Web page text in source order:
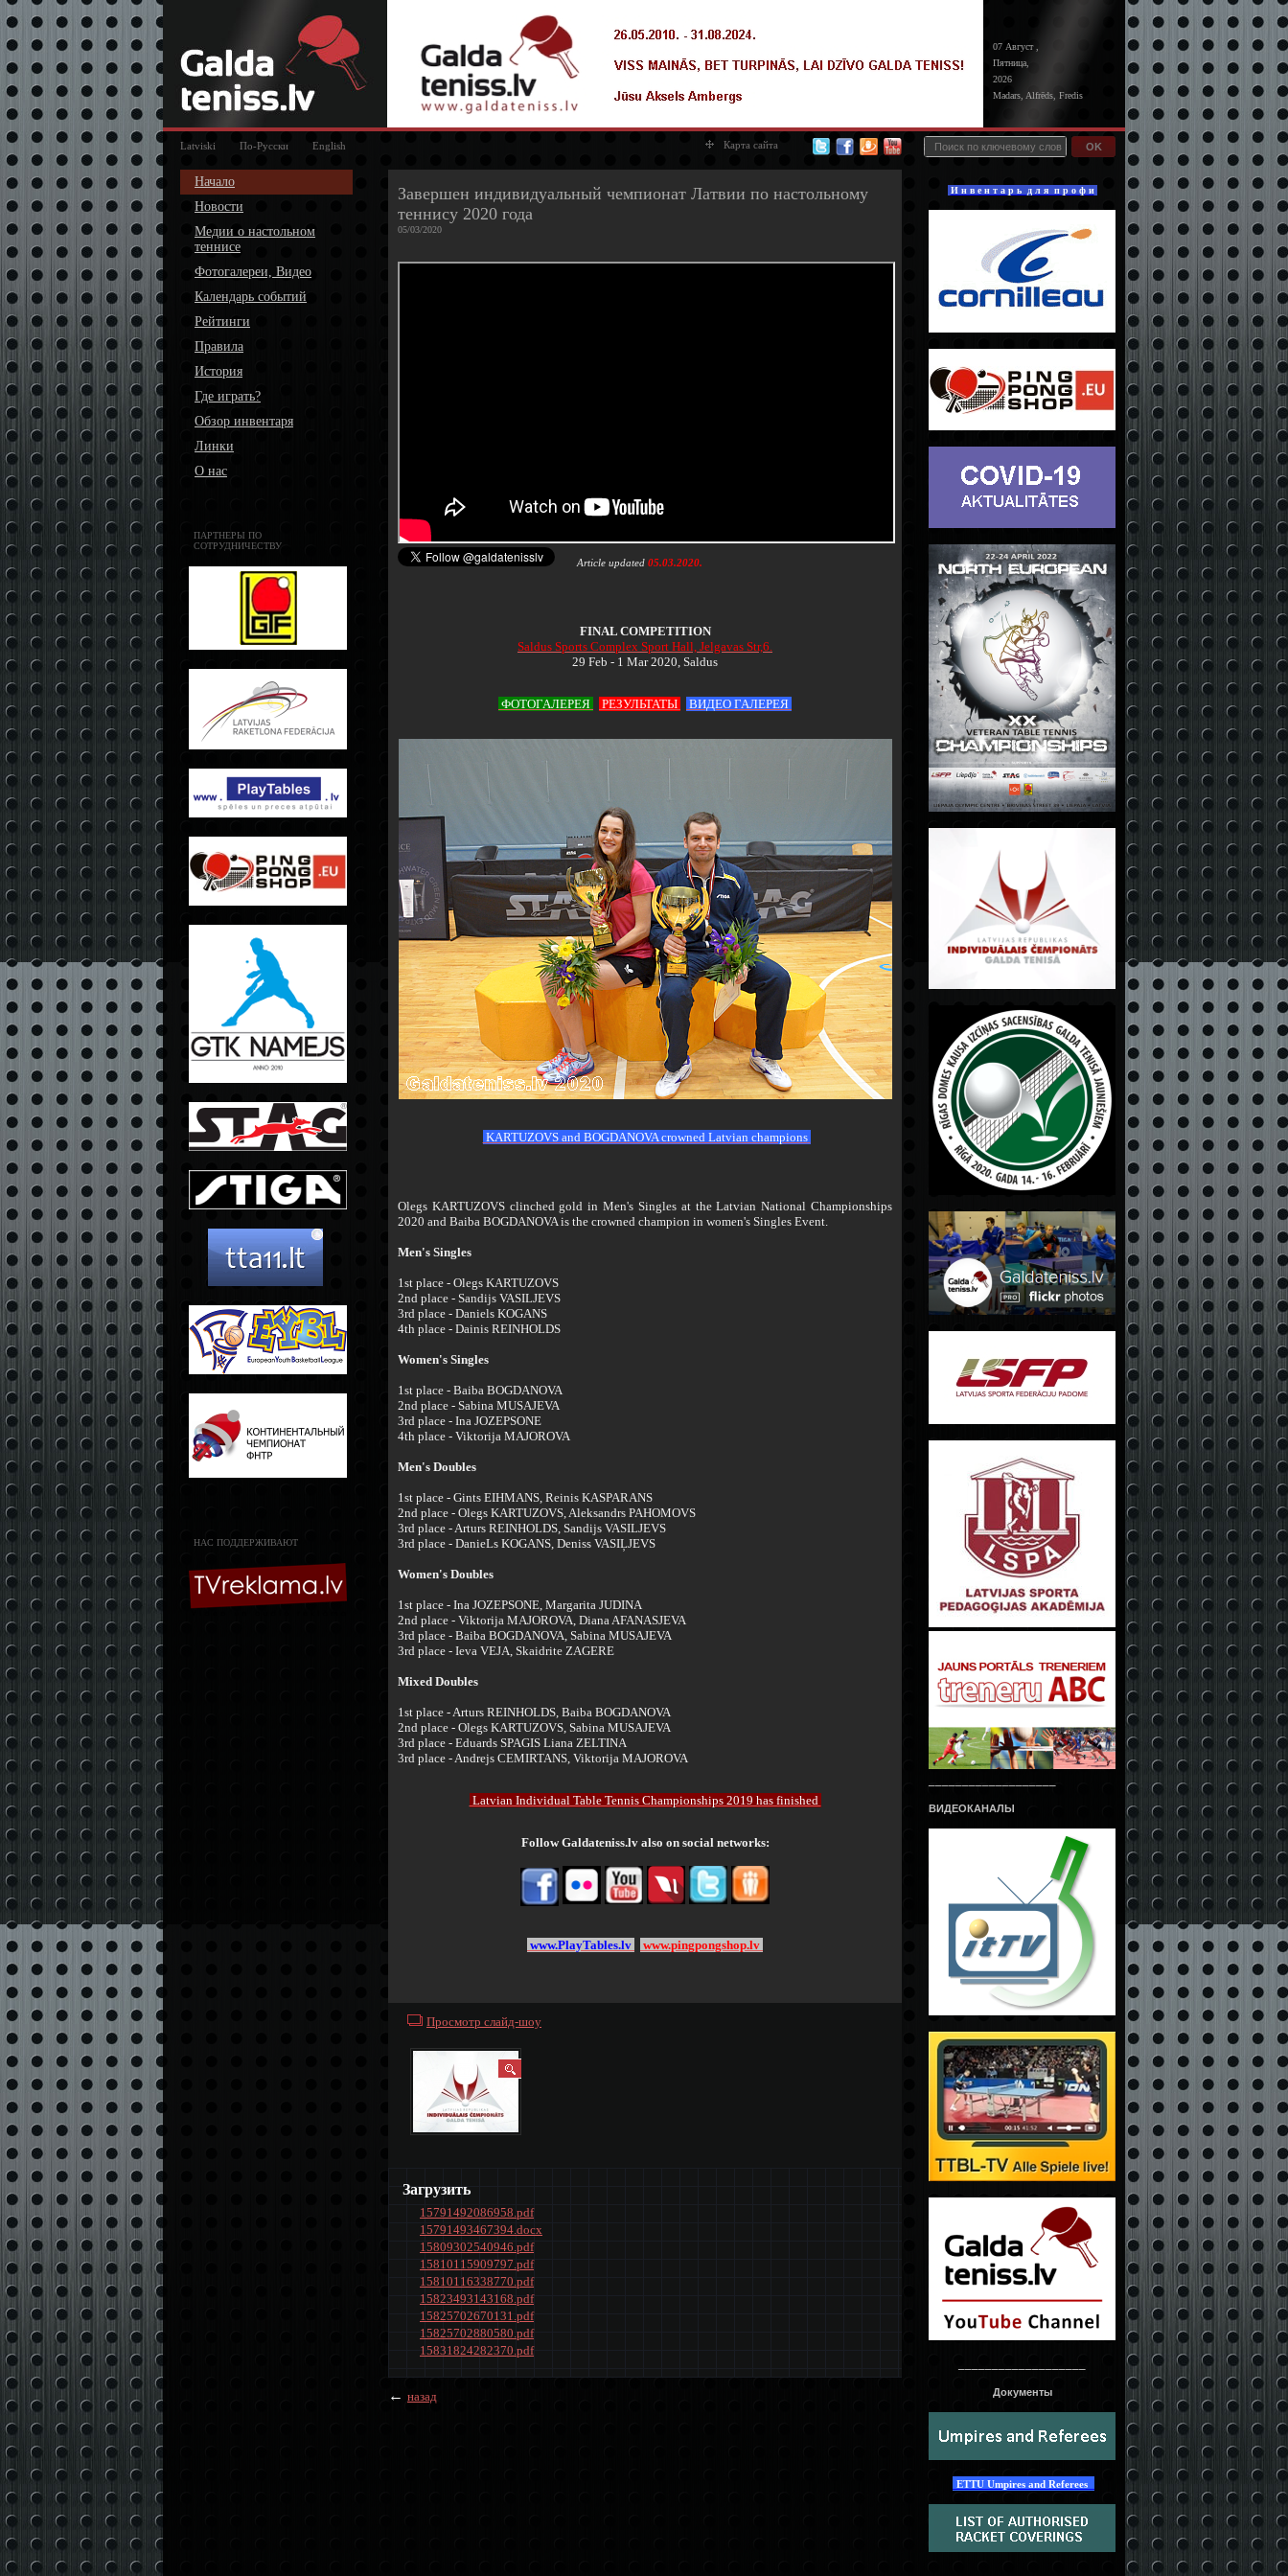
07 Август ,
Пятница,
2026
Madars, Alfrēds, Fredis
OK
Latviski По-Русски English Карта сайта
Начало
Новости
Медии о настольном
теннисе
Фотогалереи, Видео
Календарь событий
Рейтинги
Правила
История
Где играть?
Обзор инвентаря
Линки
О нас
ПАРТНЕРЫ ПО
СОТРУДНИЧЕСТВУ
НАС ПОДДЕРЖИВАЮТ
Завершен индивидуальный чемпионат Латвии по настольному
теннису 2020 года
05/03/2020
Article updated 05.03.2020.
FINAL COMPETITION
Saldus Sports Complex Sport Hall, Jelgavas Str,6.
29 Feb - 1 Mar 2020, Saldus
ФОТОГАЛЕРЕЯ РЕЗУЛЬТАТЫ ВИДЕО ГАЛЕРЕЯ
KARTUZOVS and BOGDANOVA crowned Latvian champions
Olegs KARTUZOVS clinched gold in Men's Singles at the Latvian National Championships
2020 and Baiba BOGDANOVA is the crowned champion in women's Singles Event.
Men's Singles
1st place - Olegs KARTUZOVS
2nd place - Sandijs VASILJEVS
3rd place - Daniels KOGANS
4th place - Dainis REINHOLDS
Women's Singles
1st place - Baiba BOGDANOVA
2nd place - Sabina MUSAJEVA
3rd place - Ina JOZEPSONE
4th place - Viktorija MAJOROVA
Men's Doubles
1st place - Gints EIHMANS, Reinis KASPARANS
2nd place - Olegs KARTUZOVS, Aleksandrs PAHOMOVS
3rd place - Arturs REINHOLDS, Sandijs VASILJEVS
3rd place - DanieLs KOGANS, Deniss VASIĻJEVS
Women's Doubles
1st place - Ina JOZEPSONE, Margarita JUDINA
2nd place - Viktorija MAJOROVA, Diana AFANASJEVA
3rd place - Baiba BOGDANOVA, Sabina MUSAJEVA
3rd place - Ieva VEJA, Skaidrite ZAGERE
Mixed Doubles
1st place - Arturs REINHOLDS, Baiba BOGDANOVA
2nd place - Olegs KARTUZOVS, Sabina MUSAJEVA
3rd place - Eduards SPAGIS Liana ZELTINA
3rd place - Andrejs CEMIRTANS, Viktorija MAJOROVA
Latvian Individual Table Tennis Championships 2019 has finished
Follow Galdateniss.lv also on social networks:
www.PlayTables.lv www.pingpongshop.lv
Просмотр слайд-шоу
Загрузить
15791492086958.pdf
15791493467394.docx
15809302540946.pdf
15810115909797.pdf
15810116338770.pdf
15823493143168.pdf
15825702670131.pdf
15825702880580.pdf
15831824282370.pdf
← назад
И н в е н т а р ь д л я п р о ф и
ВИДЕОКАНАЛЫ
Документы
ETTU Umpires and Referees